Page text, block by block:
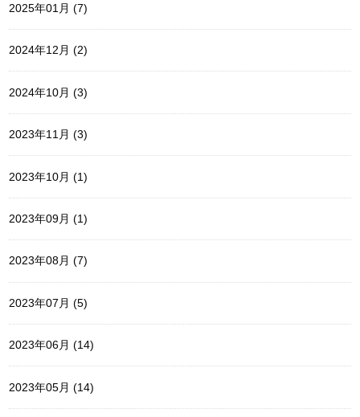
2025年01月 (7)
2024年12月 (2)
2024年10月 (3)
2023年11月 (3)
2023年10月 (1)
2023年09月 (1)
2023年08月 (7)
2023年07月 (5)
2023年06月 (14)
2023年05月 (14)